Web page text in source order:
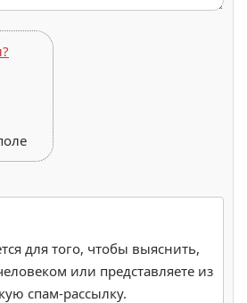
для того, чтобы выяснить,
или представляете из
спам-рассылку.